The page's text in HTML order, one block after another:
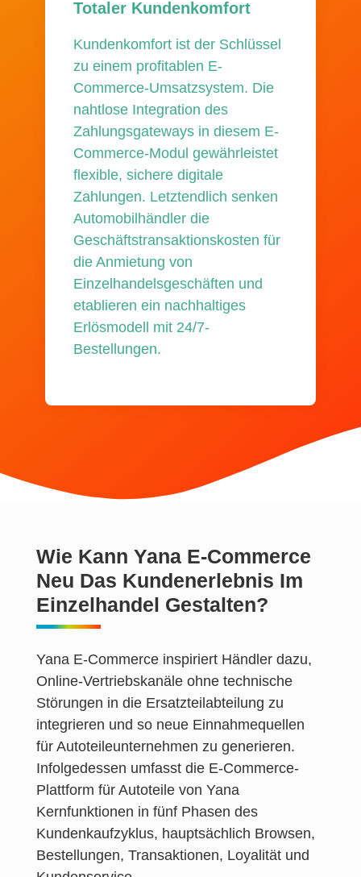
Totaler Kundenkomfort
Kundenkomfort ist der Schlüssel
zu einem profitablen E-
Commerce-Umsatzsystem. Die
nahtlose Integration des
Zahlungsgateways in diesem E-
Commerce-Modul gewährleistet
flexible, sichere digitale
Zahlungen. Letztendlich senken
Automobilhändler die
Geschäftstransaktionskosten für
die Anmietung von
Einzelhandelsgeschäften und
etablieren ein nachhaltiges
Erlösmodell mit 24/7-
Bestellungen.
Wie Kann Yana E-Commerce
Neu Das Kundenerlebnis Im
Einzelhandel Gestalten?
Yana E-Commerce inspiriert Händler dazu,
Online-Vertriebskanäle ohne technische
Störungen in die Ersatzteilabteilung zu
integrieren und so neue Einnahmequellen
für Autoteileunternehmen zu generieren.
Infolgedessen umfasst die E-Commerce-
Plattform für Autoteile von Yana
Kernfunktionen in fünf Phasen des
Kundenkaufzyklus, hauptsächlich Browsen,
Bestellungen, Transaktionen, Loyalität und